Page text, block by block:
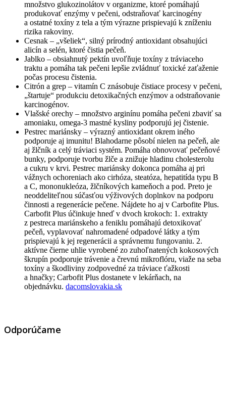
množstvo glukozinolátov v organizme, ktoré pomáhajú
produkovať enzýmy v pečeni, odstraňovať karcinogény
a ostatné toxíny z tela a tým výrazne prispievajú k zníženiu
rizika rakoviny.
Cesnak – „všeliek“, silný prírodný antioxidant obsahujúci
alicín a selén, ktoré čistia pečeň.
Jablko – obsiahnutý pektín uvoľňuje toxíny z tráviaceho
traktu a pomáha tak pečeni lepšie zvládnuť toxické zaťaženie
počas procesu čistenia.
Citrón a grep – vitamín C znásobuje čistiace procesy v pečeni,
„štartuje“ produkciu detoxikačných enzýmov a odstraňovanie
karcinogénov.
Vlašské orechy – množstvo arginínu pomáha pečeni zbaviť sa
amoniaku, omega-3 mastné kysliny podporujú jej čistenie.
Pestrec mariánsky – výrazný antioxidant okrem iného
podporuje aj imunitu! Blahodarne pôsobí nielen na pečeň, ale
aj žlčník a celý tráviaci systém. Pomáha obnovovať pečeňové
bunky, podporuje tvorbu žlče a znižuje hladinu cholesterolu
a cukru v krvi. Pestrec mariánsky dokonca pomáha aj pri
vážnych ochoreniach ako cirhóza, steatóza, hepatitída typu B
a C, mononukleóza, žlčníkových kameňoch a pod. Preto je
neoddeliteľnou súčasťou výživových doplnkov na podporu
činnosti a regenerácie pečene. Nájdete ho aj v Carbofite Plus.
Carbofit Plus účinkuje hneď v dvoch krokoch: 1. extrakty
z pestreca mariánskeho a feniklu pomáhajú detoxikovať
pečeň, vyplavovať nahromadené odpadové látky a tým
prispievajú k jej regenerácii a správnemu fungovaniu. 2.
aktívne čierne uhlie vyrobené zo zuhoľnatených kokosových
škrupín podporuje trávenie a črevnú mikroflóru, viaže na seba
toxíny a škodliviny zodpovedné za tráviace ťažkosti
a hnačky; Carbofit Plus dostanete v lekárňach, na
objednávku. dacomslovakia.sk
Odporúčame